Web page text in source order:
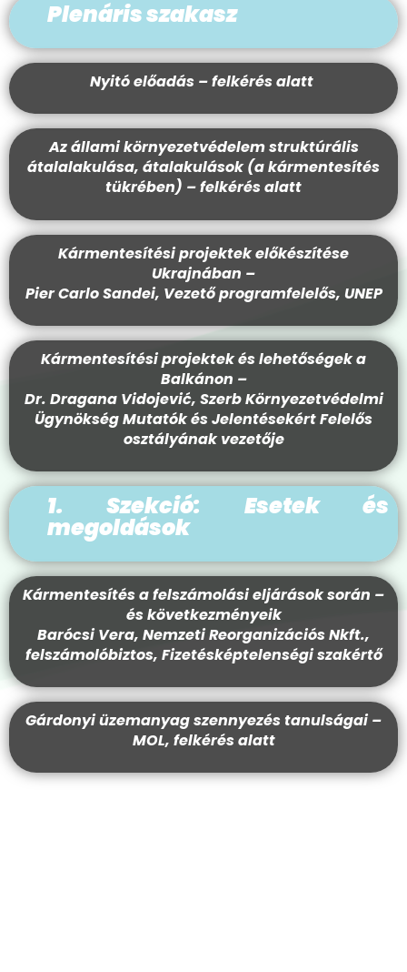
Plenáris szakasz
Nyitó előadás – felkérés alatt
Az állami környezetvédelem struktúrális
átalalakulása, átalakulások (a kármentesítés
tükrében) – felkérés alatt
Kármentesítési projektek előkészítése
Ukrajnában –
Pier Carlo Sandei, Vezető programfelelős, UNEP
Kármentesítési projektek és lehetőségek a
Balkánon –
Dr. Dragana Vidojević, Szerb Környezetvédelmi
Ügynökség Mutatók és Jelentésekért Felelős
osztályának vezetője
1. Szekció: Esetek és
megoldások
Kármentesítés a felszámolási eljárások során –
és következményeik
Barócsi Vera, Nemzeti Reorganizációs Nkft.,
felszámolóbiztos, Fizetésképtelenségi szakértő
Gárdonyi üzemanyag szennyezés tanulságai –
MOL, felkérés alatt